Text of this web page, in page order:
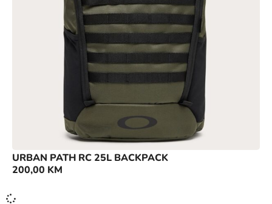
URBAN PATH RC 25L BACKPACK
200,00 KM